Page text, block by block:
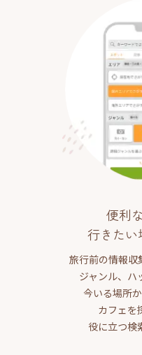
便利
行きたい
旅行前の情報収
ジャンル、ハ
今いる場所
カフェを
役に立つ検